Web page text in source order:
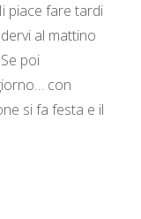
piace fare tardi
al mattino
poi
con
si fa festa e il